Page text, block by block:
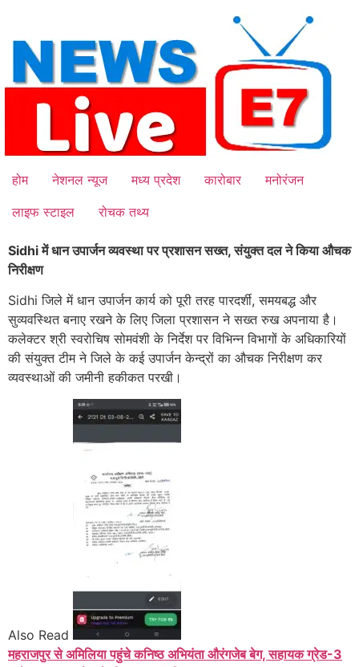
content
होम नेशनल न्यूज मध्य प्रदेश कारोबार
मनोरंजन
लाइफ स्टाइल
रोचक तथ्य
Sidhi में धान उपार्जन व्यवस्था पर प्रशासन सख्त, संयुक्त दल ने किया औचक
निरीक्षण
Sidhi जिले में धान उपार्जन कार्य को पूरी तरह पारदर्शी, समयबद्ध और
सुव्यवस्थित बनाए रखने के लिए जिला प्रशासन ने सख्त रुख अपनाया है।
कलेक्टर श्री स्वरोचिष सोमवंशी के निर्देश पर विभिन्न विभागों के अधिकारियों
की संयुक्त टीम ने जिले के कई उपार्जन केन्द्रों का औचक निरीक्षण कर
व्यवस्थाओं की जमीनी हकीकत परखी।
Also Read
महराजपुर से अमिलिया पहुंचे कनिष्ठ अभियंता औरंगजेब बेग, सहायक ग्रेड-3